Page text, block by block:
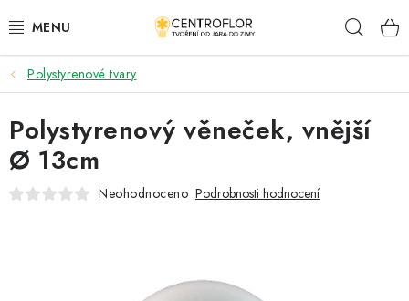
na
SEZÓNNÍ TVOŘENÍ
DŘEVĚNÉ VÝROBKY
MEDAILE
Polystyrenové tvary
Polystyrenový věneček, vnější
Ø 13cm
Neohodnoceno Podrobnosti hodnocení